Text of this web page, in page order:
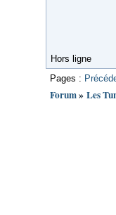
Hors ligne
Pages :
Forum» Les